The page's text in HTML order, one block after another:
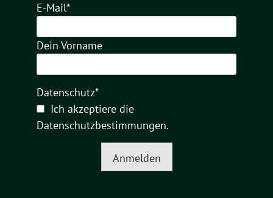
E-Mail*
Dein Vorname
Datenschutz*
Ich akzeptiere die
Datenschutzbestimmungen.
Anmelden